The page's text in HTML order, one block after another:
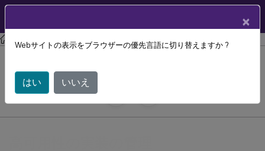
Citrix Provisioning Citrix Provisioning 2106
高可用性の実装の管理
July 29, 2024
C C
×
Webサイトの表示をブラウザーの優先言語に切り替えますか ?
はい いいえ